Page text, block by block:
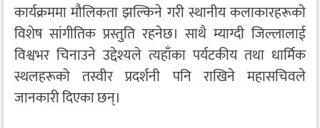
कार्यक्रममा मौलिकता झल्किने गरी स्थानीय कलाकारहरूको
विशेष सांगीतिक प्रस्तुति रहनेछ। साथै म्याग्दी जिल्लालाई
विश्वभर चिनाउने उद्देश्यले त्यहाँका पर्यटकीय तथा धार्मिक
स्थलहरूको तस्वीर प्रदर्शनी पनि राखिने महासचिवले
जानकारी दिएका छन्।